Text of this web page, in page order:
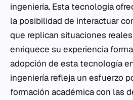
ingeniería. Esta tecnología
la posibilidad de interactuar
que replican situaciones
enriquece su experiencia
adopción de esta tecnología
ingeniería refleja un esfuerzo
formación académica con las